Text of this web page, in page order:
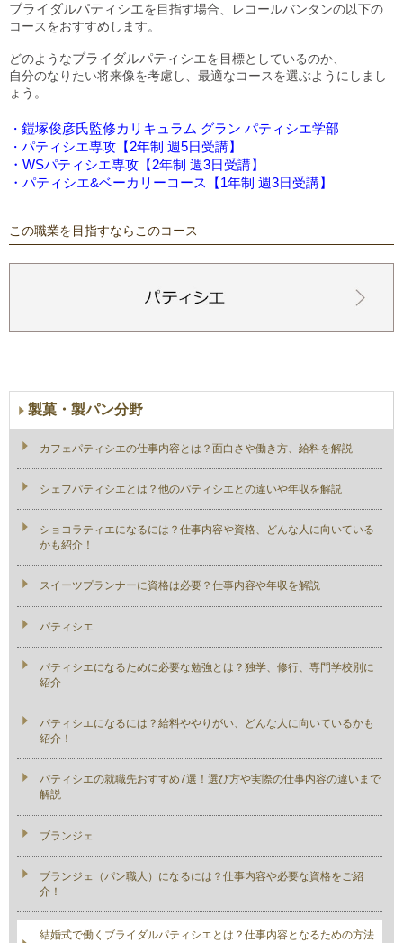
ブライダルパティシエを目指す場合、レコールバンタンの以下の
コースをおすすめします。
どのようなブライダルパティシエを目標としているのか、
自分のなりたい将来像を考慮し、最適なコースを選ぶようにしまし
ょう。
・ 鎧塚俊彦氏監修カリキュラム グラン パティシエ学部
・ パティシエ専攻【2年制 週5日受講】
・WSパティシエ専攻【2年制 週3日受講】
・パティシエ&ベーカリーコース【1年制 週3日受講】
この職業を目指すならこのコース
製菓・製パン分野
カフェパティシエの仕事内容とは？面白さや働き方、給料を解説
シェフパティシエとは？他のパティシエとの違いや年収を解説
ショコラティエになるには？仕事内容や資格、どんな人に向いている
かも紹介！
スイーツプランナーに資格は必要？仕事内容や年収を解説
パティシエ
パティシエになるために必要な勉強とは？独学、修行、専門学校別に
紹介
パティシエになるには？給料ややりがい、どんな人に向いているかも
紹介！
パティシエの就職先おすすめ7選！選び方や実際の仕事内容の違いまで
解説
ブランジェ
ブランジェ（パン職人）になるには？仕事内容や必要な資格をご紹
介！
結婚式で働くブライダルパティシエとは？仕事内容となるための方法